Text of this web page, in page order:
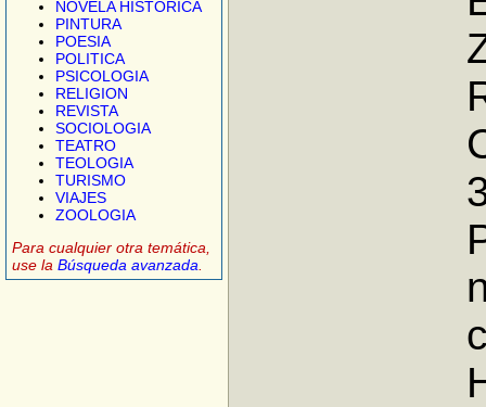
NOVELA HISTORICA
PINTURA
POESIA
POLITICA
PSICOLOGIA
RELIGION
REVISTA
SOCIOLOGIA
TEATRO
TEOLOGIA
TURISMO
VIAJES
ZOOLOGIA
Para cualquier otra temática,
use la Búsqueda avanzada